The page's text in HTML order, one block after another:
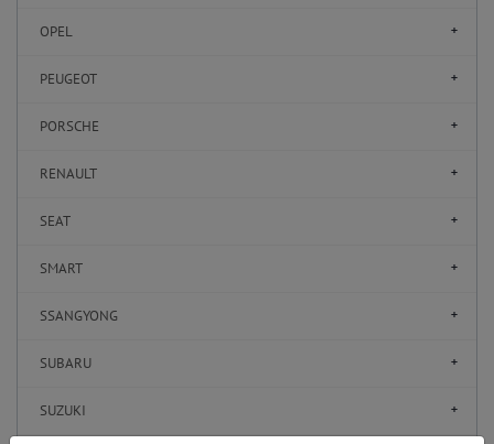
OPEL
PEUGEOT
PORSCHE
RENAULT
SEAT
SMART
SSANGYONG
SUBARU
SUZUKI